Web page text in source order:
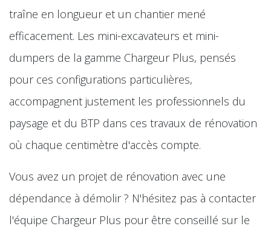
traîne en longueur et un chantier mené
efficacement. Les mini-excavateurs et mini-
dumpers de la gamme Chargeur Plus, pensés
pour ces configurations particulières,
accompagnent justement les professionnels du
paysage et du BTP dans ces travaux de rénovation
où chaque centimètre d'accès compte.
Vous avez un projet de rénovation avec une
dépendance à démolir ? N'hésitez pas à contacter
l'équipe Chargeur Plus pour être conseillé sur le